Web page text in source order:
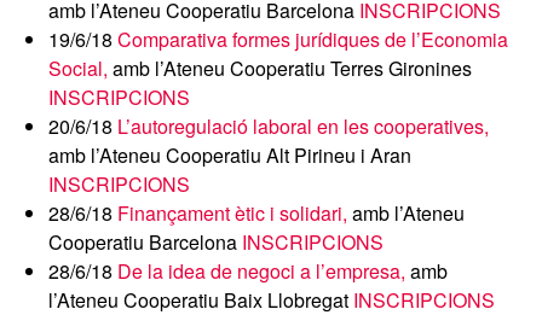
amb l’Ateneu Cooperatiu Barcelona INSCRIPCIONS
19/6/18 Comparativa formes jurídiques de l’Economia
Social, amb l’Ateneu Cooperatiu Terres Gironines
INSCRIPCIONS
20/6/18 L’autoregulació laboral en les cooperatives,
amb l’Ateneu Cooperatiu Alt Pirineu i Aran
INSCRIPCIONS
28/6/18 Finançament ètic i solidari, amb l’Ateneu
Cooperatiu Barcelona INSCRIPCIONS
28/6/18 De la idea de negoci a l’empresa, amb
l’Ateneu Cooperatiu Baix Llobregat INSCRIPCIONS